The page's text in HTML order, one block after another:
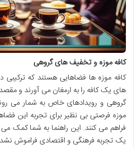
کافه موزه و تخفیف های گروهی
کافه موزه ها فضاهایی هستند که ترکیبی
های یک کافه را به ارمغان می آورند و
گروهی و رویدادهای خاص به شمار می
موزه فرصتی بی نظیر برای تجربه این
فراهم می کنند. این راهنما به شما کمک می
یک تجربه فرهنگی و اقتصادی فراموش